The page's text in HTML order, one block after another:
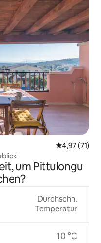
4,97 (71)
um Pittulongu
Durchschn.
Temperatur
10 °C